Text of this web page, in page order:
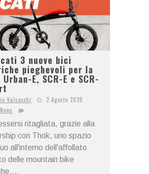
3 nuove bici
pieghevoli per la
E, SCR-E e SCR-
Valsecchi
2 Agosto 2020
ritagliata, grazie alla
con Thok, uno spazio
all'interno dell'affollato
delle mountain bike